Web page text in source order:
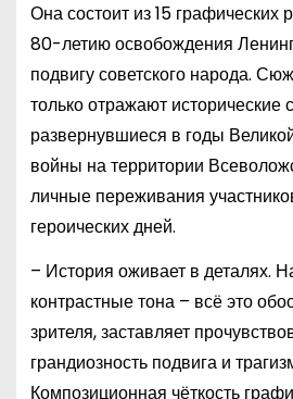
Она состоит из 15
80-летию освобождения
подвигу советского народа.
только отражают исторические
развернувшиеся в годы
войны на территории
личные переживания
героических дней.
– История оживает в деталях.
контрастные тона – всё это
зрителя, заставляет
грандиозность подвига и
Композиционная чёткость